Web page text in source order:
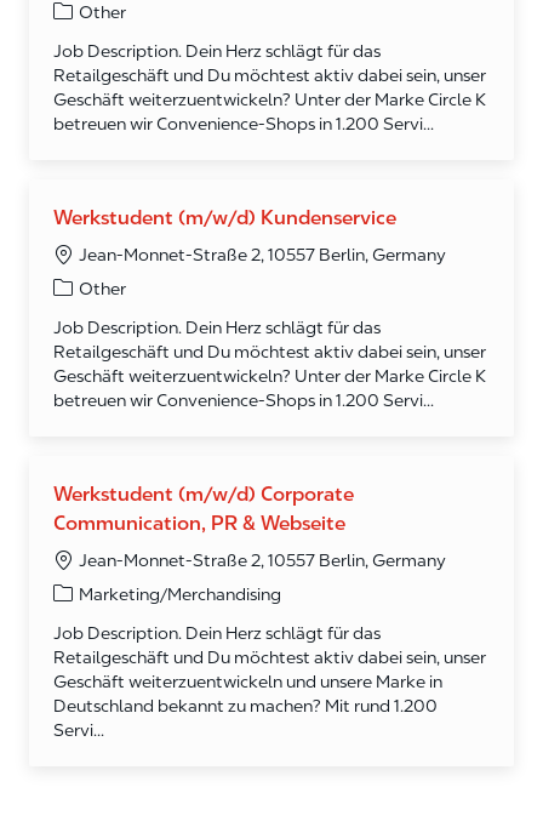
Category
Other
Job Description. Dein Herz schlägt für das
Retailgeschäft und Du möchtest aktiv dabei sein, unser
Geschäft weiterzuentwickeln? Unter der Marke Circle K
betreuen wir Convenience-Shops in 1.200 Servi...
Werkstudent (m/w/d) Kundenservice
Jean-Monnet-Straße 2, 10557 Berlin, Germany
Category
Other
Job Description. Dein Herz schlägt für das
Retailgeschäft und Du möchtest aktiv dabei sein, unser
Geschäft weiterzuentwickeln? Unter der Marke Circle K
betreuen wir Convenience-Shops in 1.200 Servi...
Werkstudent (m/w/d) Corporate
Communication, PR & Webseite
Jean-Monnet-Straße 2, 10557 Berlin, Germany
Category
Marketing/Merchandising
Job Description. Dein Herz schlägt für das
Retailgeschäft und Du möchtest aktiv dabei sein, unser
Geschäft weiterzuentwickeln und unsere Marke in
Deutschland bekannt zu machen? Mit rund 1.200
Servi...